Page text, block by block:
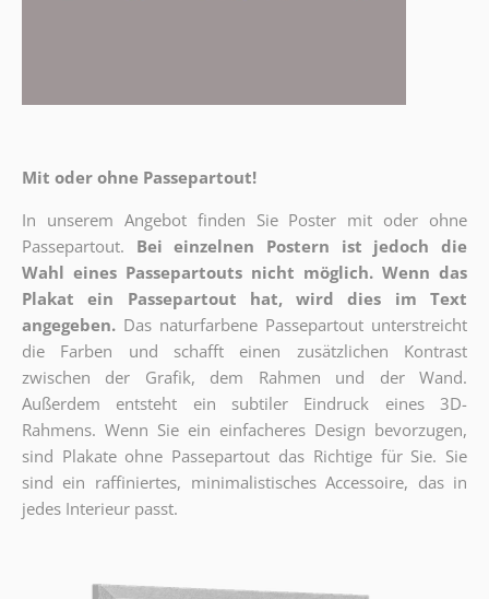
Mit oder ohne Passepartout!
In unserem Angebot finden Sie Poster mit oder ohne
Passepartout.
Bei einzelnen Postern ist jedoch die
Wahl eines Passepartouts nicht möglich. Wenn das
Plakat ein Passepartout hat, wird dies im Text
angegeben. Das naturfarbene Passepartout unterstreicht
die Farben und schafft einen zusätzlichen Kontrast
zwischen der Grafik, dem Rahmen und der Wand.
Außerdem entsteht ein subtiler Eindruck eines 3D-
Rahmens. Wenn Sie ein einfacheres Design bevorzugen,
sind Plakate ohne Passepartout das Richtige für Sie. Sie
sind ein raffiniertes, minimalistisches Accessoire, das in
jedes Interieur passt.